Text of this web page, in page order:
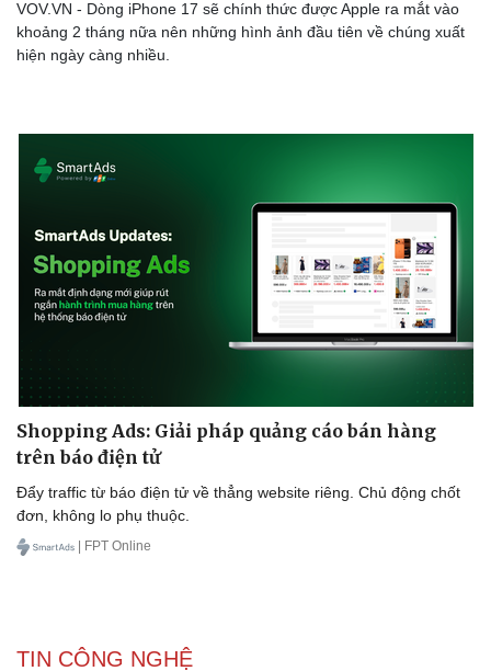
Thông tin doanh nghiệp
Doanh nghiệp 24h
Doanh nhân
Sành điệu
Chuyển đổi số
VOV.VN - Dòng iPhone 17 sẽ chính thức được Apple ra mắt vào
khoảng 2 tháng nữa nên những hình ảnh đầu tiên về chúng xuất
hiện ngày càng nhiều.
Shopping Ads: Giải pháp quảng cáo bán hàng
trên báo điện tử
Đẩy traffic từ báo điện tử về thẳng website riêng. Chủ động chốt
đơn, không lo phụ thuộc.
| FPT Online
TIN CÔNG NGHỆ